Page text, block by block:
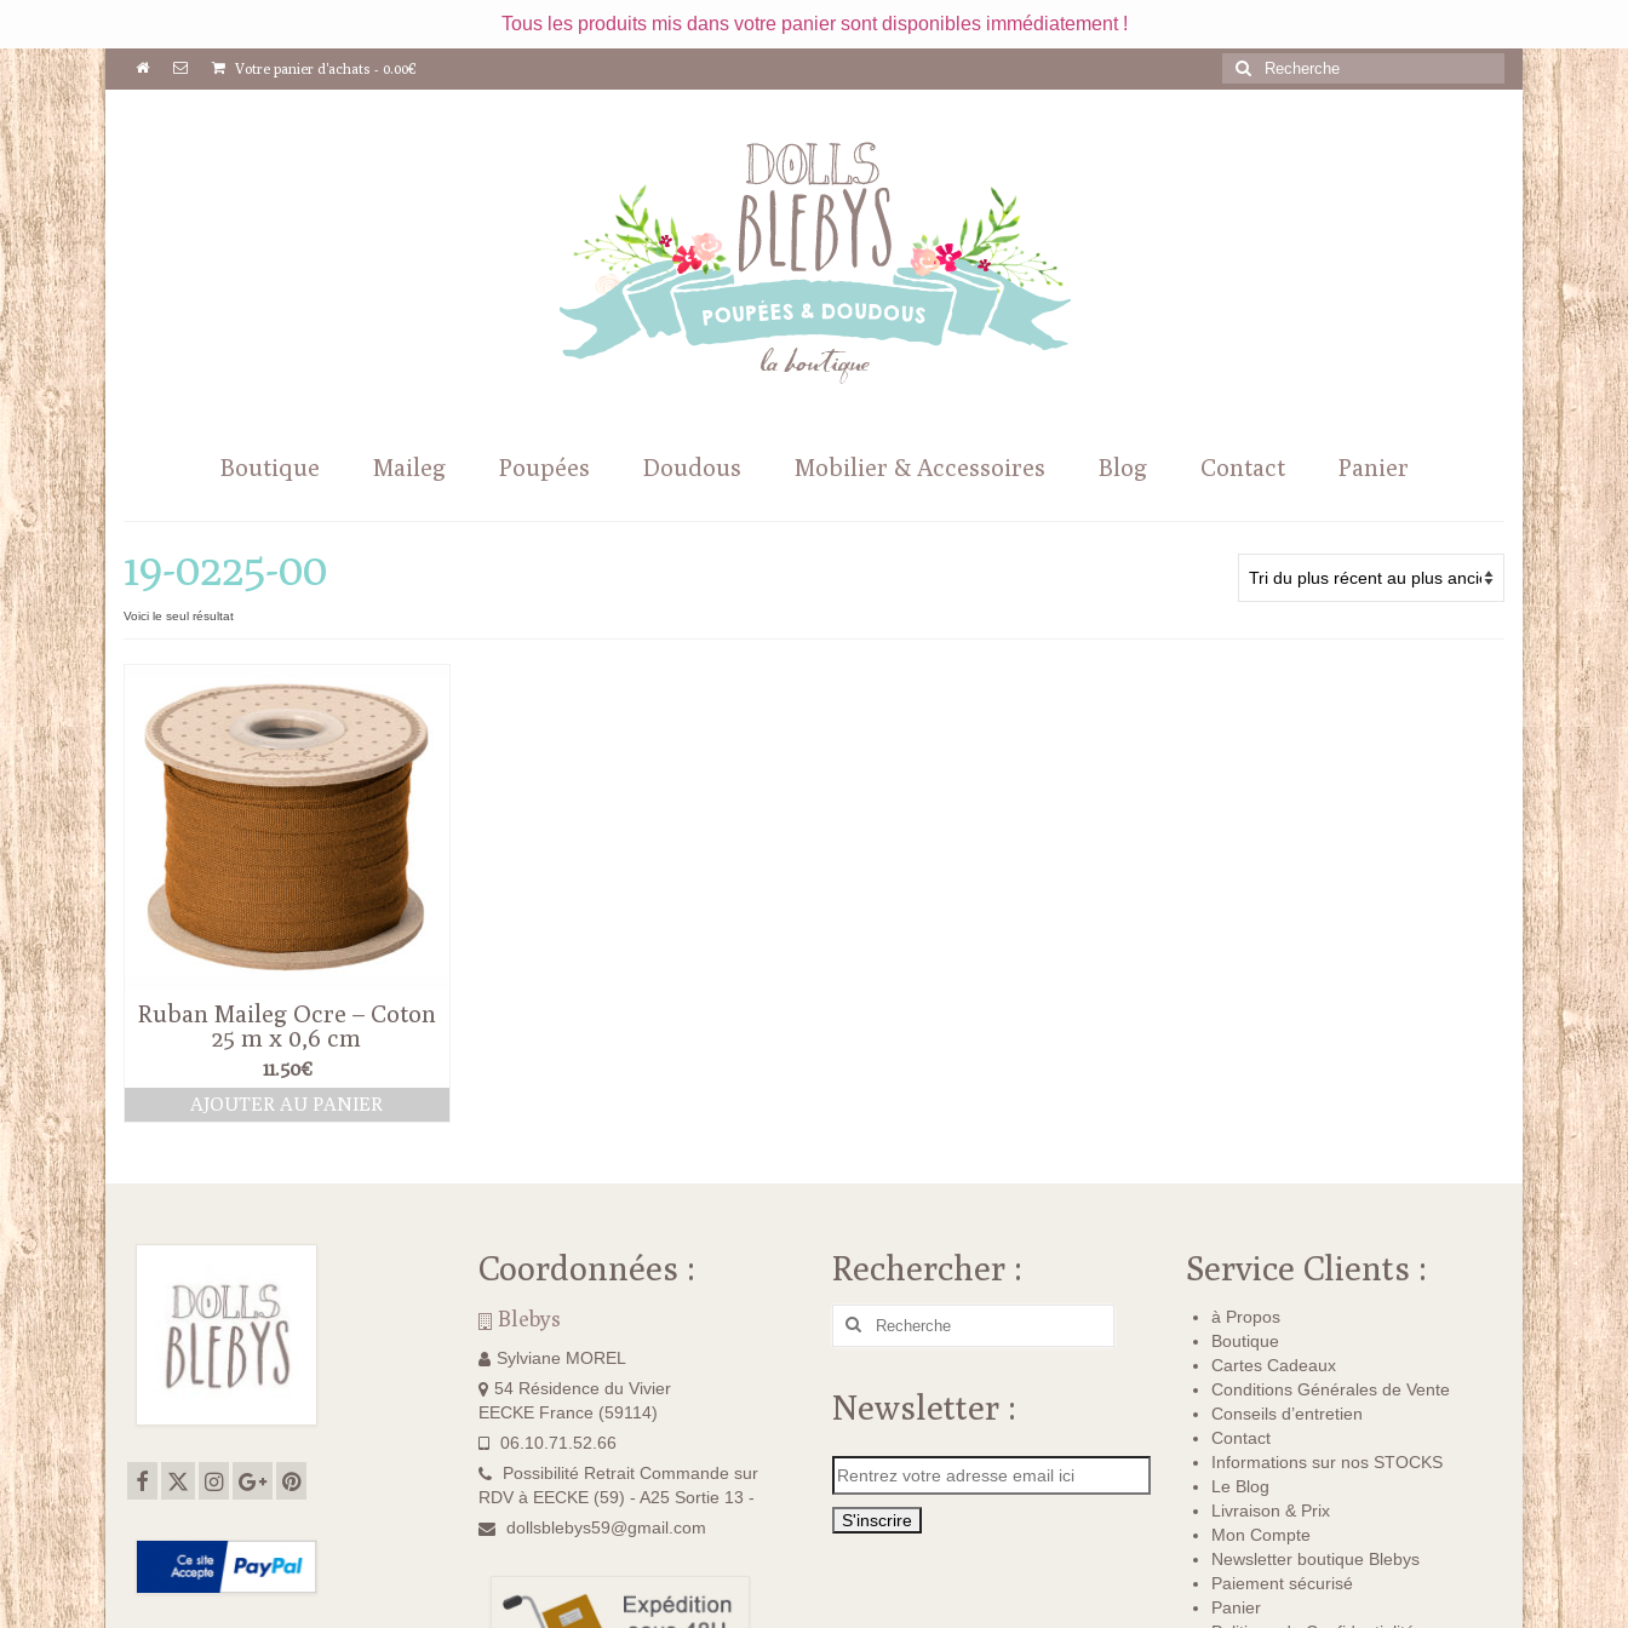
Tous les produits mis dans votre panier sont disponibles immédiatement !
Votre panier d'achats - 0.00€
Rechercher
:
Boutique Maileg Poupées Doudous Mobilier & Accessoires Blog Contact Panier
19-0225-00
Voici le seul résultat
Ruban Maileg Ocre – Coton
25 m x 0,6 cm
11.50€
AJOUTER AU PANIER
Coordonnées :
Blebys
Sylviane MOREL
54 Résidence du Vivier
EECKE France (59114)
06.10.71.52.66
Possibilité Retrait Commande sur
RDV à EECKE (59) - A25 Sortie 13 -
dollsblebys59@gmail.com
Rechercher :
Rechercher
Newsletter :
Service Clients :
à Propos
Boutique
Cartes Cadeaux
Conditions Générales de Vente
Conseils d’entretien
Contact
Informations sur nos STOCKS
Le Blog
Livraison & Prix
Mon Compte
Newsletter boutique Blebys
Paiement sécurisé
Panier